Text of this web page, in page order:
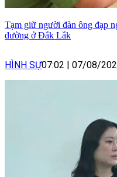
Tạm giữ người đàn ông đạp
đường ở Đắk Lắk
HÌNH SỰ07:02 | 07/08/